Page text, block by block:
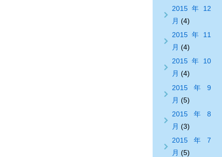
2015年12
月 (4)
2015年11
月 (4)
2015年10
月 (4)
2015年9
月 (5)
2015年8
月 (3)
2015年7
月 (5)